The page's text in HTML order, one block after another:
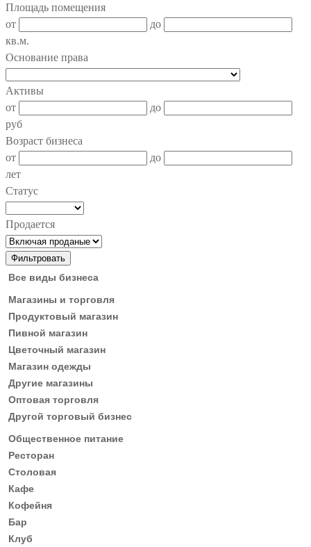
Площадь помещения
от
до
кв.м.
Основание права
Активы
от
до
руб
Возраст бизнеса
от
до
лет
Статус
Продается
Все виды бизнеса
Магазины и торговля
Продуктовый магазин
Пивной магазин
Цветочный магазин
Магазин одежды
Другие магазины
Оптовая торговля
Другой торговый бизнес
Общественное питание
Ресторан
Столовая
Кафе
Кофейня
Бар
Клуб